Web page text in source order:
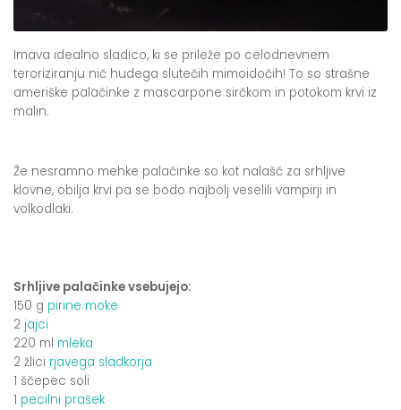
Imava idealno sladico, ki se prileže po celodnevnem
teroriziranju nič hudega slutečih mimoidočih! To so strašne
ameriške palačinke z mascarpone sirčkom in potokom krvi iz
malin.
Že nesramno mehke palačinke so kot nalašč za srhljive
klovne, obilja krvi pa se bodo najbolj veselili vampirji in
volkodlaki.
Srhljive palačinke vsebujejo:
150 g pirine moke
2 jajci
220 ml mleka
2 žlici rjavega sladkorja
1 ščepec soli
1 pecilni prašek